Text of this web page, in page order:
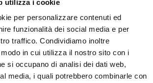
utilizza i cookie
per personalizzare contenuti ed
funzionalità dei social media e per
traffico. Condividiamo inoltre
in cui utilizza il nostro sito con i
si occupano di analisi dei dati web,
media, i quali potrebbero combinarle con
Proprietari Casa
Catastali
Rivoluzioneliberale
Trasferimenti
Treviso